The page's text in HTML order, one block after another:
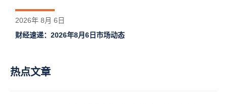
2026年 8月 6日
财经速递：2026年8月6日市场动态
热点文章